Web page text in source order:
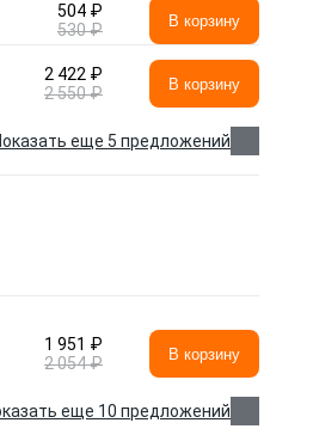
504 ₽
530 ₽
В корзину
2 422 ₽
2 550 ₽
В корзину
еще 5 предложений
1 951 ₽
2 054 ₽
В корзину
еще 10 предложений